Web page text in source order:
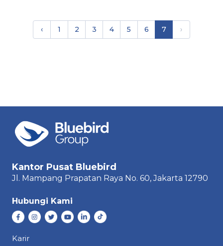
‹ 1 2 3 4 5 6 7 ›
Kantor Pusat Bluebird
Jl. Mampang Prapatan Raya No. 60,Jakarta 12790
Hubungi Kami
Karir